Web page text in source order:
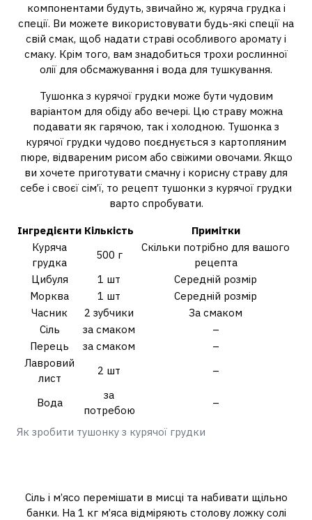
компонентами будуть, звичайно ж, куряча грудка і
спеції. Ви можете використовувати будь-які спеції на
свій смак, щоб надати страві особливого аромату і
смаку. Крім того, вам знадобиться трохи рослинної
олії для обсмажування і вода для тушкування.
Тушонка з курячої грудки може бути чудовим
варіантом для обіду або вечері. Цю страву можна
подавати як гарячою, так і холодною. Тушонка з
курячої грудки чудово поєднується з картопляним
пюре, відвареним рисом або свіжими овочами. Якщо
ви хочете приготувати смачну і корисну страву для
себе і своєї сім’ї, то рецепт тушонки з курячої грудки
варто спробувати.
Як зробити тушонку з курячої грудки
Інгредієнти Кількість
Примітки
Куряча
грудка
500 г
Скільки потрібно для вашого
рецепта
Цибуля
1 шт
Середній розмір
Морква
1 шт
Середній розмір
Часник
2 зубчики
За смаком
Сіль
за смаком
–
Перець
за смаком
–
Лавровий
лист
2 шт –
Вода
за
потребою
–
Сіль і м’ясо перемішати в мисці та набивати щільно
банки. На 1 кг м’яса відміряють столову ложку солі